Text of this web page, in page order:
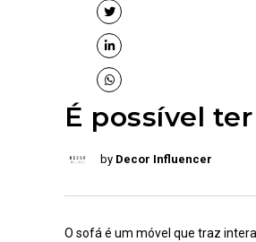
É possível
by Decor Influencer
O sofá é um móvel que traz